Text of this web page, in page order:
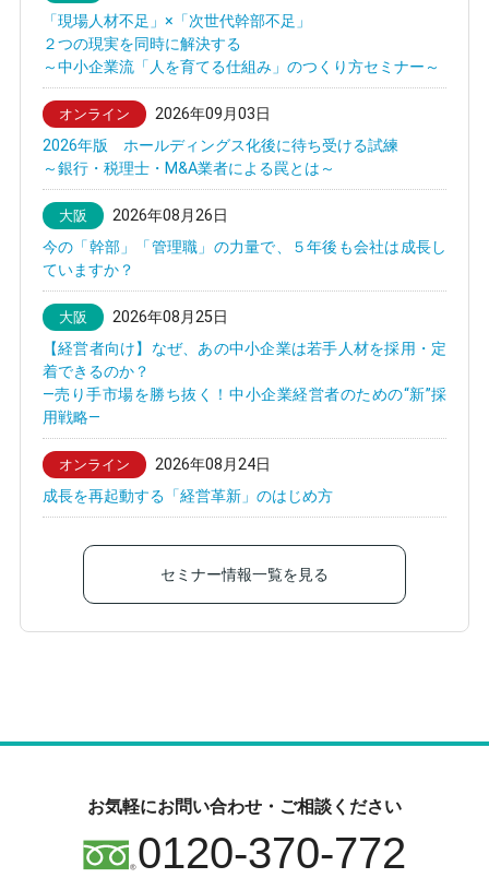
「現場人材不足」×「次世代幹部不足」
２つの現実を同時に解決する
～中小企業流「人を育てる仕組み」のつくり方セミナー～
オンライン
2026年09月03日
2026年版 ホールディングス化後に待ち受ける試練
～銀行・税理士・M&A業者による罠とは～
大阪
2026年08月26日
今の「幹部」「管理職」の力量で、５年後も会社は成長し
ていますか？
大阪
2026年08月25日
【経営者向け】なぜ、あの中小企業は若手人材を採用・定
着できるのか？
—売り手市場を勝ち抜く！中小企業経営者のための“新”採
用戦略—
オンライン
2026年08月24日
成長を再起動する「経営革新」のはじめ方
セミナー情報一覧を見る
お気軽にお問い合わせ・ご相談ください
0120-370-772